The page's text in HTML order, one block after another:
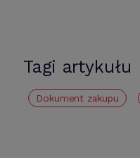
Tagi artykułu
Dokument zakupu